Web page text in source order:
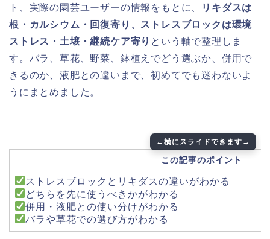
ト、実際の園芸ユーザーの情報をもとに、
リキダスは
根・カルシウム・回復寄り、ストレスブロックは環境
ストレス・土壌・継続ケア寄り という軸で整理しま
す。バラ、草花、野菜、鉢植えでどう選ぶか、併用で
きるのか、液肥との違いまで、初めてでも迷わないよ
うにまとめました。
この記事のポイント
ストレスブロックとリキダスの違いがわかる
どちらを先に使うべきかがわかる
併用・液肥との使い分けがわかる
バラや草花での選び方がわかる